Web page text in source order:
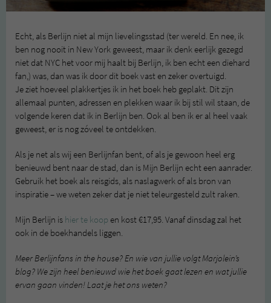
Echt, als Berlijn niet al mijn lievelingsstad (ter wereld. En nee, ik
ben nog nooit in New York geweest, maar ik denk eerlijk gezegd
niet dat NYC het voor mij haalt bij Berlijn, ik ben echt een diehard
fan,) was, dan was ik door dit boek vast en zeker overtuigd.
Je ziet hoeveel plakkertjes ik in het boek heb geplakt. Dit zijn
allemaal punten, adressen en plekken waar ik bij stil wil staan, de
volgende keren dat ik in Berlijn ben. Ook al ben ik er al heel vaak
geweest, er is nog zóveel te ontdekken.
Als je net als wij een Berlijnfan bent, of als je gewoon heel erg
benieuwd bent naar de stad, dan is Mijn Berlijn echt een aanrader.
Gebruik het boek als reisgids, als naslagwerk of als bron van
inspiratie – we weten zeker dat je niet teleurgesteld zult raken.
Mijn Berlijn is hier te koop en kost €17,95. Vanaf dinsdag zal het
ook in de boekhandels liggen.
Meer Berlijnfans in the house? En wie van jullie volgt Marjolein’s
blog? We zijn heel benieuwd wie het boek gaat lezen en wat jullie
ervan gaan vinden! Laat je het ons weten?